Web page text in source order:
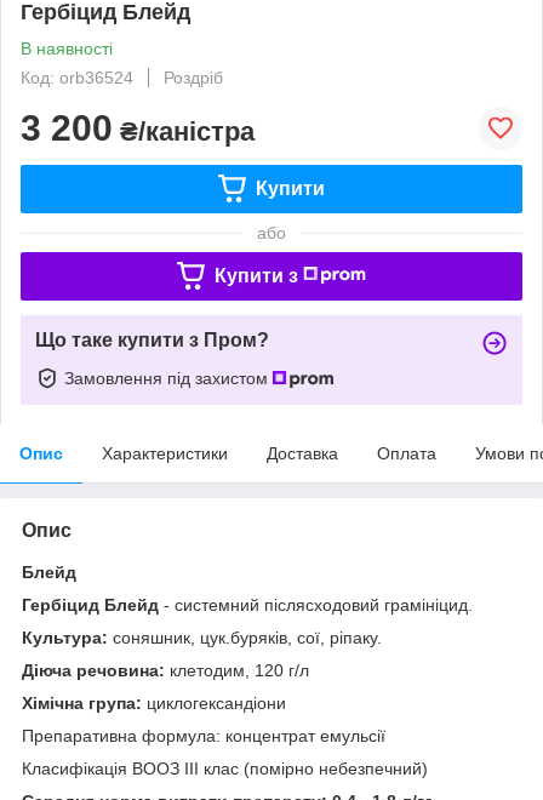
Гербіцид Блейд
В наявності
Код: orb36524
Роздріб
3 200 ₴/каністра
Купити
або
Купити з
Що таке купити з Пром?
Замовлення під захистом
Опис Характеристики Доставка Оплата Умови
Опис
Блейд
Гербіцид Блейд - системний післясходовий грамініцид.
Культура: соняшник, цук.буряків, сої, ріпаку.
Діюча речовина: клетодим, 120 г/л
Хімічна група: циклогександіони
Препаративна формула: концентрат емульсії
Класифікація ВООЗ III клас (помірно небезпечний)